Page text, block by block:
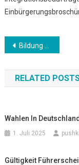
Beitrags-
Navigation
Bildung & Schule für Zugezogene
RELATED
Wahlen In
1. Juli 2025
Gültigkeit